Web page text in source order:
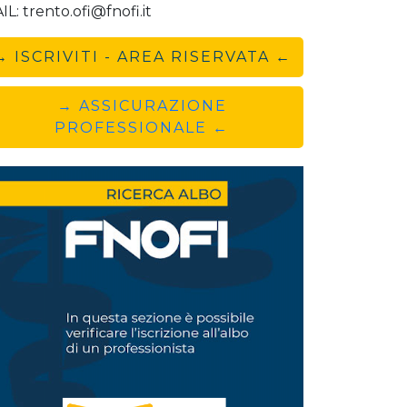
trento.ofi@fnofi.it
ISCRIVITI - AREA RISERVATA ←
→ ASSICURAZIONE
PROFESSIONALE ←